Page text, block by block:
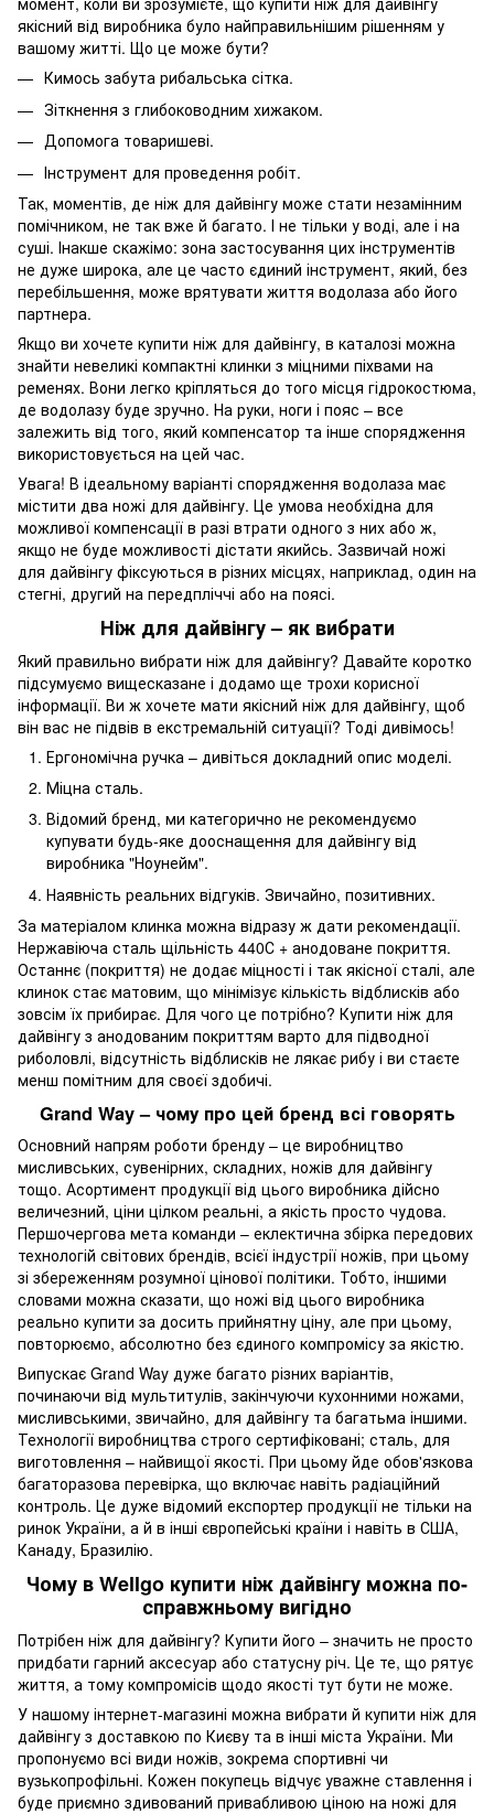
якісний від виробника було найправильнішим рішенням у
вашому житті. Що це може бути?
Кимось забута рибальська сітка.
Зіткнення з глибоководним хижаком.
Допомога товаришеві.
Інструмент для проведення робіт.
Так, моментів, де ніж для дайвінгу може стати незамінним
помічником, не так вже й багато. І не тільки у воді, але і на
суші. Інакше скажімо: зона застосування цих інструментів
не дуже широка, але це часто єдиний інструмент, який, без
перебільшення, може врятувати життя водолаза або його
партнера.
Якщо ви хочете купити ніж для дайвінгу, в каталозі можна
знайти невеликі компактні клинки з міцними піхвами на
ременях. Вони легко кріпляться до того місця гідрокостюма,
де водолазу буде зручно. На руки, ноги і пояс – все
залежить від того, який компенсатор та інше спорядження
використовується на цей час.
Увага! В ідеальному варіанті спорядження водолаза має
містити два ножі для дайвінгу. Це умова необхідна для
можливої ​​компенсації в разі втрати одного з них або ж,
якщо не буде можливості дістати якийсь. Зазвичай ножі
для дайвінгу фіксуються в різних місцях, наприклад, один на
стегні, другий на передпліччі або на поясі.
Ніж для дайвінгу – як вибрати
Який правильно вибрати ніж для дайвінгу? Давайте коротко
підсумуємо вищесказане і додамо ще трохи корисної
інформації. Ви ж хочете мати якісний ніж для дайвінгу, щоб
він вас не підвів в екстремальній ситуації? Тоді дивімось!
Ергономічна ручка – дивіться докладний опис моделі.
Міцна сталь.
Відомий бренд, ми категорично не рекомендуємо
купувати будь-яке дооснащення для дайвінгу від
виробника "Ноунейм".
Наявність реальних відгуків. Звичайно, позитивних.
За матеріалом клинка можна відразу ж дати рекомендації.
Нержавіюча сталь щільність 440С + анодоване покриття.
Останнє (покриття) не додає міцності і так якісної сталі, але
клинок стає матовим, що мінімізує кількість відблисків або
зовсім їх прибирає. Для чого це потрібно? Купити ніж для
дайвінгу з анодованим покриттям варто для підводної
риболовлі, відсутність відблисків не лякає рибу і ви стаєте
менш помітним для своєї здобичі.
Grand Way – чому про цей бренд всі говорять
Основний напрям роботи бренду – це виробництво
мисливських, сувенірних, складних, ножів для дайвінгу
тощо. Асортимент продукції від цього виробника дійсно
величезний, ціни цілком реальні, а якість просто чудова.
Першочергова мета команди – еклектична збірка передових
технологій світових брендів, всієї індустрії ножів, при цьому
зі збереженням розумної цінової політики. Тобто, іншими
словами можна сказати, що ножі від цього виробника
реально купити за досить прийнятну ціну, але при цьому,
повторюємо, абсолютно без єдиного компромісу за якістю.
Випускає Grand Way дуже багато різних варіантів,
починаючи від мультитулів, закінчуючи кухонними ножами,
мисливськими, звичайно, для дайвінгу та багатьма іншими.
Технології виробництва строго сертифіковані; сталь, для
виготовлення – найвищої якості. При цьому йде обов'язкова
багаторазова перевірка, що включає навіть радіаційний
контроль. Це дуже відомий експортер продукції не тільки на
ринок України, а й в інші європейські країни і навіть в США,
Канаду, Бразилію.
Чому в Wellgo купити ніж дайвінгу можна по-
справжньому вигідно
Потрібен ніж для дайвінгу? Купити його – значить не просто
придбати гарний аксесуар або статусну річ. Це те, що рятує
життя, а тому компромісів щодо якості тут бути не може.
У нашому інтернет-магазині можна вибрати й купити ніж для
дайвінгу з доставкою по Києву та в інші міста України. Ми
пропонуємо всі види ножів, зокрема спортивні чи
вузькопрофільні. Кожен покупець відчує уважне ставлення і
буде приємно здивований привабливою ціною на ножі для